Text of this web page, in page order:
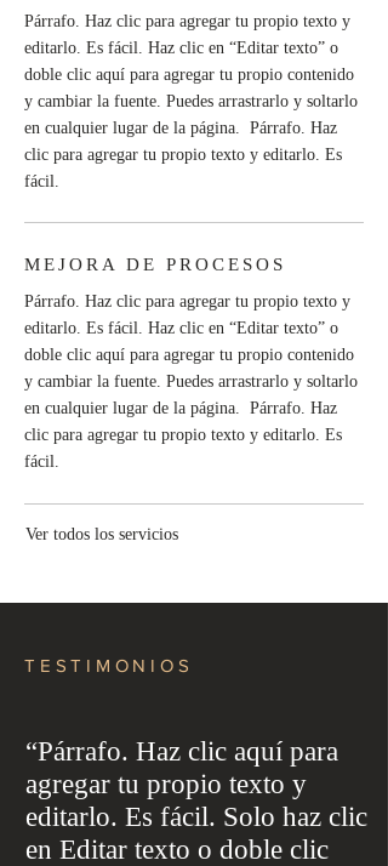
Párrafo. Haz clic para agregar tu propio texto y
editarlo. Es fácil. Haz clic en “Editar texto” o
doble clic aquí para agregar tu propio contenido
y cambiar la fuente. Puedes arrastrarlo y soltarlo
en cualquier lugar de la página. Párrafo. Haz
clic para agregar tu propio texto y editarlo. Es
fácil.
MEJORA DE PROCESOS
Párrafo. Haz clic para agregar tu propio texto y
editarlo. Es fácil. Haz clic en “Editar texto” o
doble clic aquí para agregar tu propio contenido
y cambiar la fuente. Puedes arrastrarlo y soltarlo
en cualquier lugar de la página. Párrafo. Haz
clic para agregar tu propio texto y editarlo. Es
fácil.
Ver todos los servicios
TESTIMONIOS
“Párrafo. Haz clic aquí para
agregar tu propio texto y
editarlo. Es fácil. Solo haz clic
en Editar texto o doble clic